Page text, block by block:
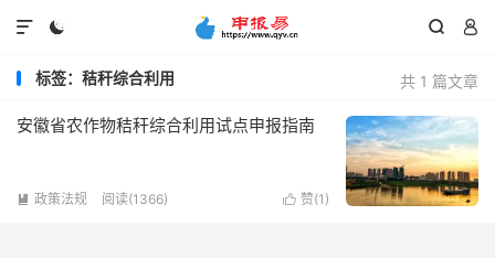
  

共 1 篇文章
标签：秸秆综合利用
安徽省农作物秸秆综合利用试点申报指南
 赞(1 )
 政策法规 阅读(1366)